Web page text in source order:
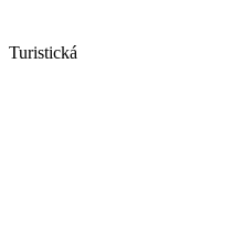
Turistická